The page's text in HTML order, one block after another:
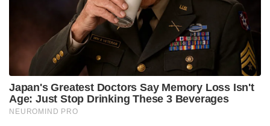
Japan's Greatest Doctors Say Memory Loss Isn't
Age: Just Stop Drinking These 3 Beverages
NEUROMIND PRO